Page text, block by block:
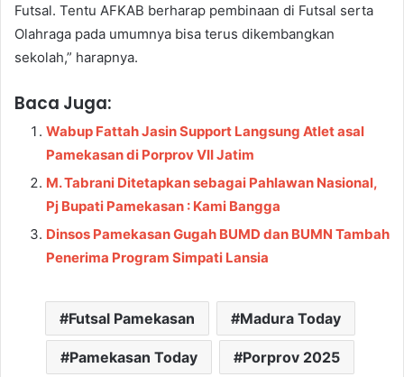
Futsal. Tentu AFKAB berharap pembinaan di Futsal serta
Olahraga pada umumnya bisa terus dikembangkan
sekolah,” harapnya.
Baca Juga:
Wabup Fattah Jasin Support Langsung Atlet asal
Pamekasan di Porprov VII Jatim
M. Tabrani Ditetapkan sebagai Pahlawan Nasional,
Pj Bupati Pamekasan : Kami Bangga
Dinsos Pamekasan Gugah BUMD dan BUMN Tambah
Penerima Program Simpati Lansia
Futsal Pamekasan Madura Today
Pamekasan Today Porprov 2025